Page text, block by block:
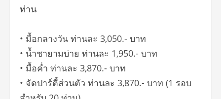
ท่าน
• มื้อกลางวัน ท่านละ 3,050.- บาท
• น้ำชายามบ่าย ท่านละ 1,950.- บาท
• มื้อค่ำ ท่านละ 3,870.- บาท
• จัดปาร์ตี้ส่วนตัว ท่านละ 3,870.- บาท (1 รอบ